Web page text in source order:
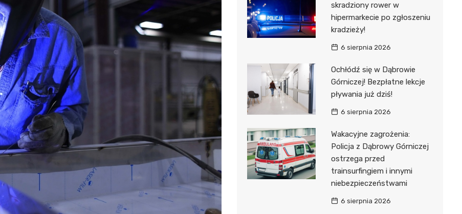
Poczta
Kino
skradziony rower w
hipermarkecie po zgłoszeniu
kradzieży!
6 sierpnia 2026
Ochłódź się w Dąbrowie
Górniczej! Bezpłatne lekcje
pływania już dziś!
6 sierpnia 2026
Wakacyjne zagrożenia:
Policja z Dąbrowy Górniczej
ostrzega przed
trainsurfingiem i innymi
niebezpieczeństwami
6 sierpnia 2026